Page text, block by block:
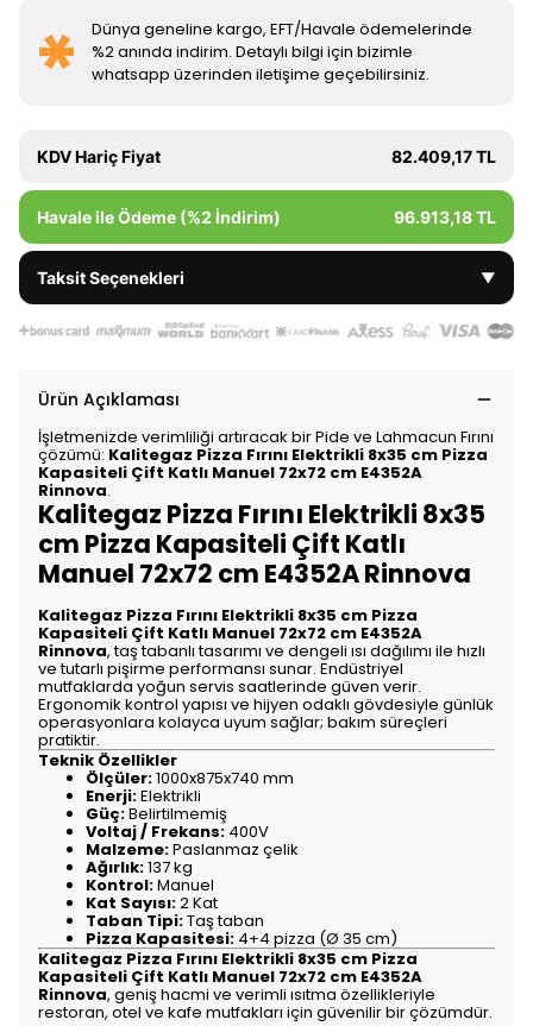
Dünya geneline kargo, EFT/Havale ödemelerinde
%2 anında indirim. Detaylı bilgi için bizimle
whatsapp üzerinden iletişime geçebilirsiniz.
KDV Hariç Fiyat 82.409,17 TL
Havale ile Ödeme (%2 İndirim) 96.913,18 TL
Taksit Seçenekleri ▼
Ürün Açıklaması
İşletmenizde verimliliği artıracak bir Pide ve Lahmacun Fırını
çözümü: Kalitegaz Pizza Fırını Elektrikli 8x35 cm Pizza
Kapasiteli Çift Katlı Manuel 72x72 cm E4352A
Rinnova.
Kalitegaz Pizza Fırını Elektrikli 8x35
cm Pizza Kapasiteli Çift Katlı
Manuel 72x72 cm E4352A Rinnova
Kalitegaz Pizza Fırını Elektrikli 8x35 cm Pizza
Kapasiteli Çift Katlı Manuel 72x72 cm E4352A
Rinnova, taş tabanlı tasarımı ve dengeli ısı dağılımı ile hızlı
ve tutarlı pişirme performansı sunar. Endüstriyel
mutfaklarda yoğun servis saatlerinde güven verir.
Ergonomik kontrol yapısı ve hijyen odaklı gövdesiyle günlük
operasyonlara kolayca uyum sağlar; bakım süreçleri
pratiktir.
Teknik Özellikler
Ölçüler:1000x875x740 mm
Enerji:Elektrikli
Güç:Belirtilmemiş
Voltaj / Frekans: 400V
Malzeme:Paslanmaz çelik
Ağırlık:137 kg
Kontrol:Manuel
Kat Sayısı:2 Kat
Taban Tipi:Taş taban
Pizza Kapasitesi: 4+4 pizza (Ø 35 cm)
Kalitegaz Pizza Fırını Elektrikli 8x35 cm Pizza
Kapasiteli Çift Katlı Manuel 72x72 cm E4352A
Rinnova, geniş hacmi ve verimli ısıtma özellikleriyle
restoran, otel ve kafe mutfakları için güvenilir bir çözümdür.